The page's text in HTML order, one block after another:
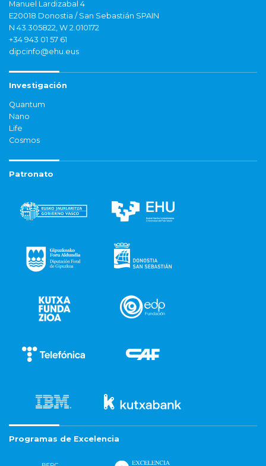
Manuel Lardizabal 4
E20018 Donostia / San Sebastián SPAIN
N 43.305822, W 2.010172
+34 943 01 57 61
dipcinfo@ehu.eus
Investigación
Quantum
Nano
Life
Cosmos
Patronato
Programas de Excelencia